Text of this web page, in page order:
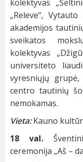
kolektyvas
„Releve“,
akademijos
sveikatos
kolektyvas
universiteto
vyresniųjų
centro tautinių
nemokamas.
Vieta:Kauno
18 val.
ceremonija „Aš –